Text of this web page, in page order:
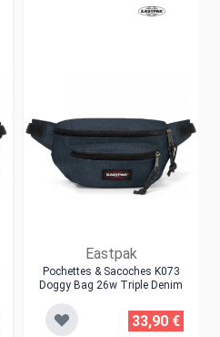
Eastpak
Pochettes & Sacoches K073
Doggy Bag 26w Triple Denim
33,90 €